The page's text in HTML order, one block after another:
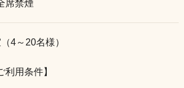
席禁煙
4～20名様）
利用条件】